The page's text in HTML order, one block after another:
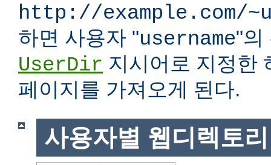
http://example.com/
하면 사용자 "username"의
UserDir 지시어로 지정한
페이지를 가져오게 된다.
사용자별 웹디렉토리